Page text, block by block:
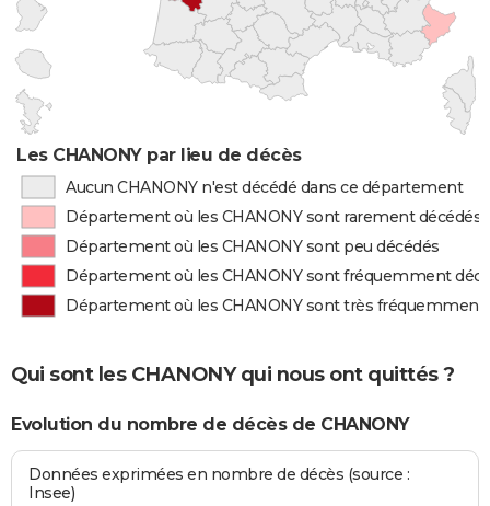
Les CHANONY par lieu de décès
Aucun CHANONY n'est décédé dans ce département
Département où les CHANONY sont rarement décédés
Département où les CHANONY sont peu décédés
Département où les CHANONY sont fréquemment
Département où les CHANONY sont très fréquemment
Qui sont les CHANONY qui nous ont quittés ?
Evolution du nombre de décès de CHANONY
Données exprimées en nombre de décès (source :
Insee)